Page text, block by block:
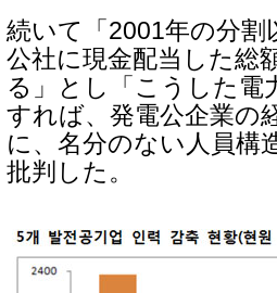
続いて「2001年の分割
公社に現金配当した総
る」とし「こうした電
すれば、発電公企業の
に、名分のない人員構
批判した。